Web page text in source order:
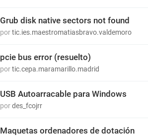
Grub disk native sectors not found
portic.ies.maestromatiasbravo.valdemoro
pcie bus error (resuelto)
portic.cepa.maramarillo.madrid
USB Autoarracable para Windows
pordes_fcojrr
Maquetas ordenadores de dotación